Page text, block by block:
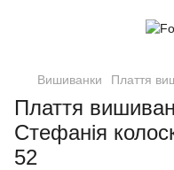
Вишиванки Плаття
Плаття
Стефанія
52